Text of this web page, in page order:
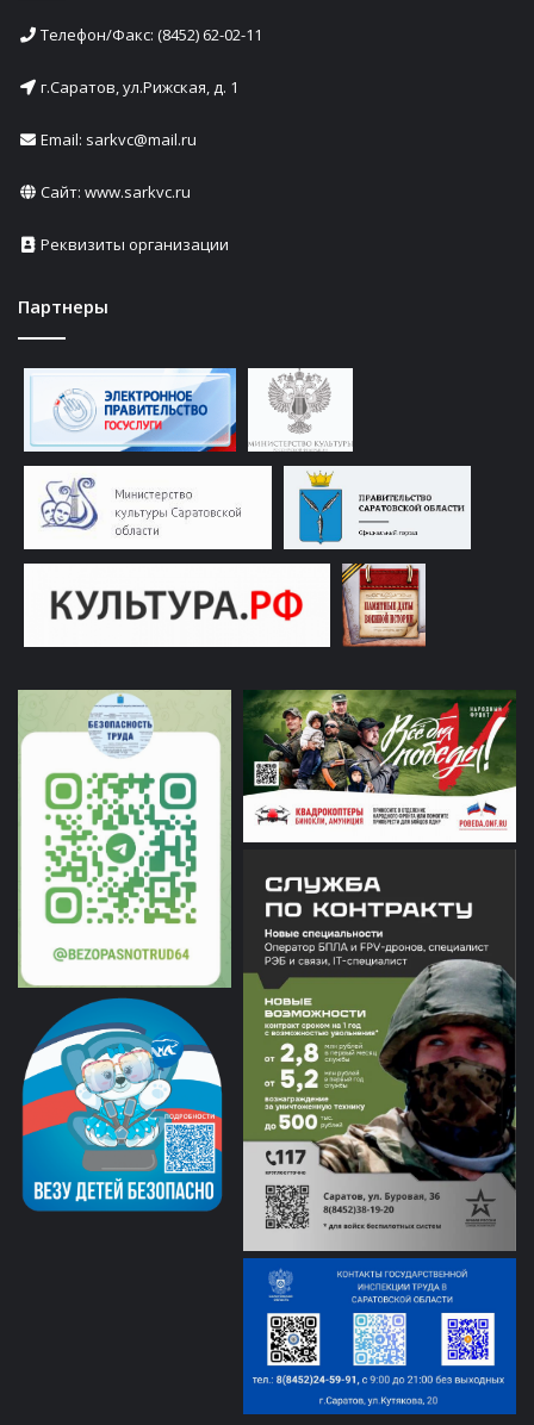
Телефон/Факс: (8452) 62-02-11
г.Саратов, ул.Рижская, д. 1
Email: sarkvc@mail.ru
Сайт: www.sarkvc.ru
Реквизиты организации
Партнеры